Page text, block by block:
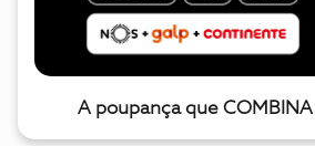
A poupança que COMBINA